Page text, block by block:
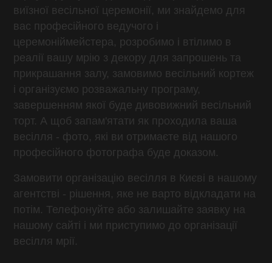
виїзної весільної церемонії, ми знайдемо для
вас професійного ведучого і
церемоніймейстера, розробимо і втілимо в
реалії вашу мрію з декору для запрошень та
прикрашання залу, замовимо весільний кортеж
і організуємо розважальну програму,
завершенням якої буде дивовижний весільний
торт. А щоб запам'ятати як проходила ваша
весілля - фото, які ви отримаєте від нашого
професійного фотографа буде доказом.
Замовити організацію весілля в Києві в нашому
агентстві - рішення, яке не варто відкладати на
потім. Телефонуйте або залишайте заявку на
нашому сайті і ми приступимо до організації
весілля мрії.